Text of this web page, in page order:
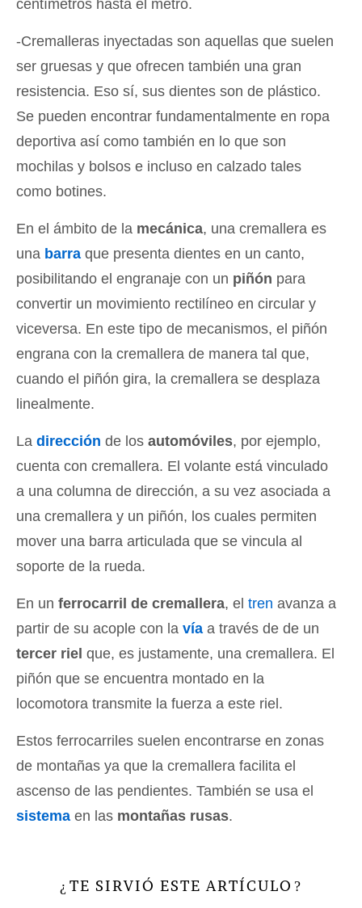
centímetros hasta el metro.
-Cremalleras inyectadas son aquellas que suelen
ser gruesas y que ofrecen también una gran
resistencia. Eso sí, sus dientes son de plástico.
Se pueden encontrar fundamentalmente en ropa
deportiva así como también en lo que son
mochilas y bolsos e incluso en calzado tales
como botines.
En el ámbito de la mecánica, una cremallera es
una barra que presenta dientes en un canto,
posibilitando el engranaje con un piñón para
convertir un movimiento rectilíneo en circular y
viceversa. En este tipo de mecanismos, el piñón
engrana con la cremallera de manera tal que,
cuando el piñón gira, la cremallera se desplaza
linealmente.
La dirección de los automóviles, por ejemplo,
cuenta con cremallera. El volante está vinculado
a una columna de dirección, a su vez asociada a
una cremallera y un piñón, los cuales permiten
mover una barra articulada que se vincula al
soporte de la rueda.
En un ferrocarril de cremallera, el tren avanza a
partir de su acople con la vía a través de de un
tercer riel que, es justamente, una cremallera. El
piñón que se encuentra montado en la
locomotora transmite la fuerza a este riel.
Estos ferrocarriles suelen encontrarse en zonas
de montañas ya que la cremallera facilita el
ascenso de las pendientes. También se usa el
sistema en las montañas rusas.
¿ TE SIRVIÓ ESTE ARTÍCULO ?